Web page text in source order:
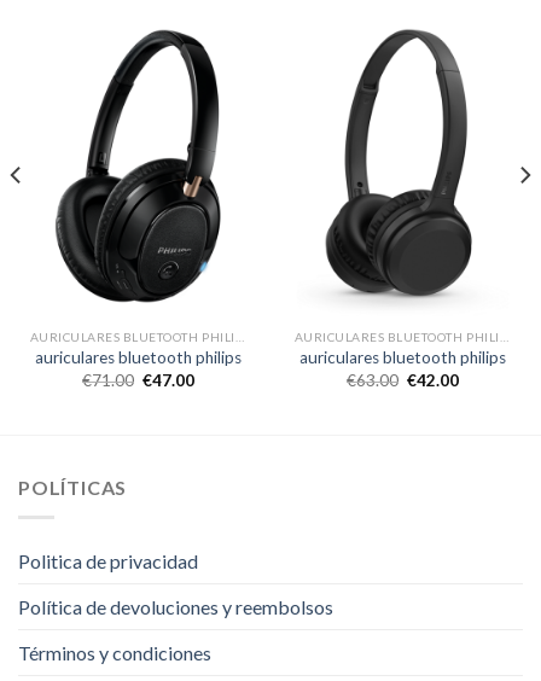
auriculares bluetooth philips
€71.00 €47.00
auriculares bluetooth philips
€63.00 €42.00
POLÍTICAS
Politica de privacidad
Política de devoluciones y reembolsos
Términos y condiciones